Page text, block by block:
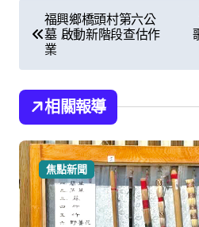
章
導
覽
福興鄉橋頭村第六公
墓 啟動新階段查估作
業
相關報導
焦點新聞